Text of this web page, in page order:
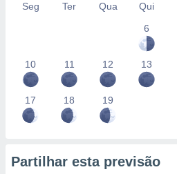
Seg Ter Qua Qui
6
10 11 12 13
17 18 19
Partilhar esta previsão